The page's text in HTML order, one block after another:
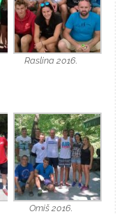
Raslina 2016.
Omiš 2016.